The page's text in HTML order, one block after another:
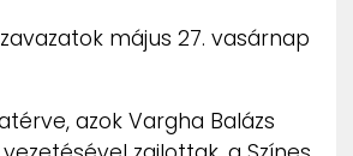
május 27. vasárnap
azok Vargha Balázs